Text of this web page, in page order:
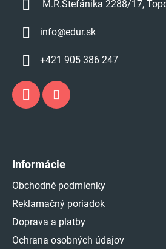
M.R.Štefánika 2288/17,
info@edur.sk
+421 905 386 247
Informácie
Obchodné podmienky
Reklamačný poriadok
Doprava a platby
Ochrana osobných údajov